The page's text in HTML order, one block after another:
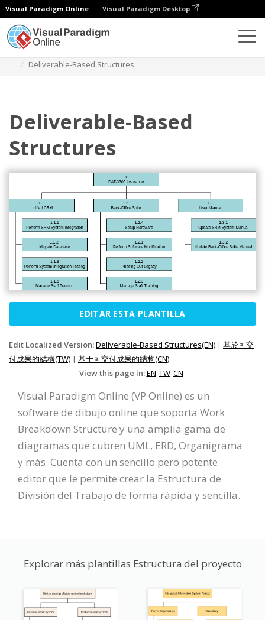
Visual Paradigm Online Visual Paradigm Desktop
Deliverable-Based Structures
Deliverable-Based
Structures
EDITAR ESTA PLANTILLA
Edit Localized Version:Deliverable-Based Structures(EN) | 基於可交
付成果的結構(TW) | 基于可交付成果的结构(CN)
View this page in:EN TW CN
Visual Paradigm Online (VP Online) es un
software de dibujo online que soporta Work
Breakdown Structure y una amplia gama de
diagramas que cubren UML, ERD, Organigrama
y más. Cuenta con un sencillo pero potente
editor que le permite crear la Estructura de
División del Trabajo de forma rápida y sencilla.
Explorar más plantillas Estructura del proyecto